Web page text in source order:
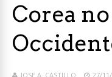
Corea
JOSE A. CASTILLO 27/